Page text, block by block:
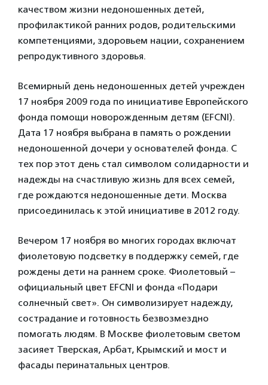
качеством жизни недоношенных детей,
профилактикой ранних родов, родительскими
компетенциями, здоровьем нации, сохранением
репродуктивного здоровья.
Всемирный день недоношенных детей учрежден
17 ноября 2009 года по инициативе Европейского
фонда помощи новорожденным детям (EFCNI).
Дата 17 ноября выбрана в память о рождении
недоношенной дочери у основателей фонда. С
тех пор этот день стал символом солидарности и
надежды на счастливую жизнь для всех семей,
где рождаются недоношенные дети. Москва
присоединилась к этой инициативе в 2012 году.
Вечером 17 ноября во многих городах включат
фиолетовую подсветку в поддержку семей, где
рождены дети на раннем сроке. Фиолетовый –
официальный цвет EFCNI и фонда «Подари
солнечный свет». Он символизирует надежду,
сострадание и готовность безвозмездно
помогать людям. В Москве фиолетовым светом
засияет Тверская, Арбат, Крымский и мост и
фасады перинатальных центров.